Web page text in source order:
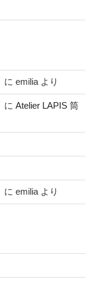
に emilia より
に Atelier LAPIS 筒
に emilia より